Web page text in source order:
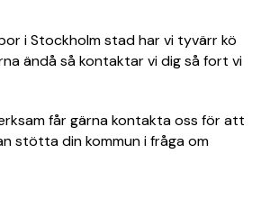
i Stockholm stad har vi tyvärr kö
ändå så kontaktar vi dig så fort vi
får gärna kontakta oss för att
stötta din kommun i fråga om